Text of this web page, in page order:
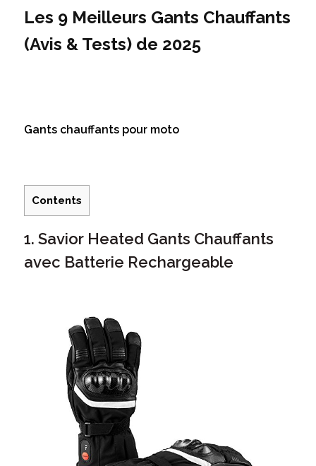
Les 9 Meilleurs Gants Chauffants
(Avis & Tests) de 2025
Gants chauffants pour moto
Contents
1. Savior Heated Gants Chauffants
avec Batterie Rechargeable